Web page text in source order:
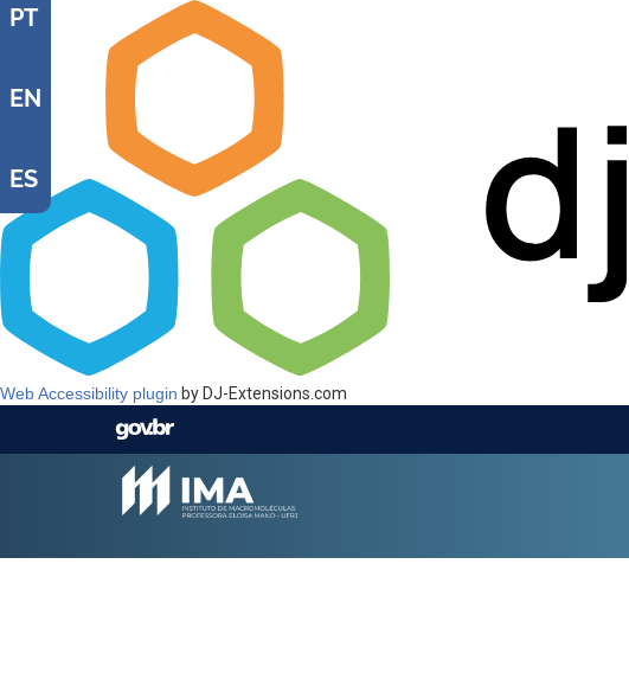
Web Accessibility plugin by DJ-Extensions.com
PT
EN
ES